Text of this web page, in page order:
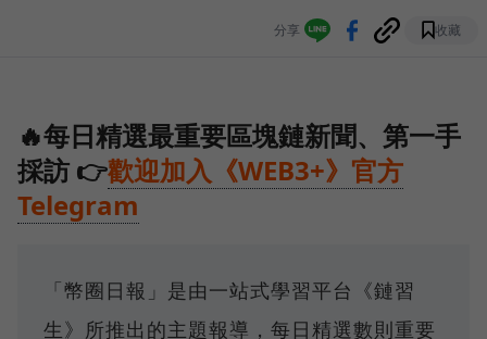
分享 收藏
🔥每日精選最重要區塊鏈新聞、第一手
採訪 👉歡迎加入《WEB3+》官方
Telegram
「幣圈日報」是由一站式學習平台《鏈習
生》所推出的主題報導，每日精選數則重要